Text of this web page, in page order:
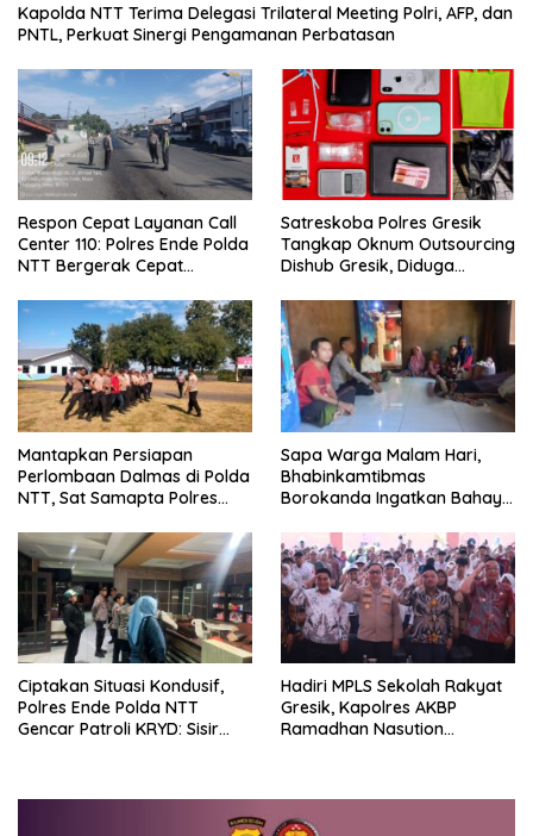
Kapolda NTT Terima Delegasi Trilateral Meeting Polri, AFP, dan
PNTL, Perkuat Sinergi Pengamanan Perbatasan
Respon Cepat Layanan Call
Center 110: Polres Ende Polda
NTT Bergerak Cepat
Simpang Lima
Satreskoba Polres Gresik
Tangkap Oknum Outsourcing
Dishub Gresik, Diduga
Bangkalan
Mantapkan Persiapan
Perlombaan Dalmas di Polda
NTT, Sat Samapta Polres
Peningkatan Kemampuan
Sapa Warga Malam Hari,
Bhabinkamtibmas
Borokanda Ingatkan Bahaya
Kamtibmas
Ciptakan Situasi Kondusif,
Polres Ende Polda NTT
Gencar Patroli KRYD: Sisir
Hadiri MPLS Sekolah Rakyat
Gresik, Kapolres AKBP
Ramadhan Nasution